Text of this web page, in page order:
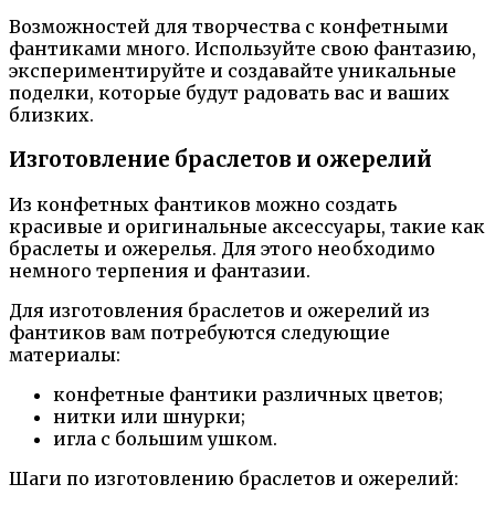
Возможностей для творчества с конфетными
фантиками много. Используйте свою фантазию,
экспериментируйте и создавайте уникальные
поделки, которые будут радовать вас и ваших
близких.
Изготовление браслетов и ожерелий
Из конфетных фантиков можно создать
красивые и оригинальные аксессуары, такие как
браслеты и ожерелья. Для этого необходимо
немного терпения и фантазии.
Для изготовления браслетов и ожерелий из
фантиков вам потребуются следующие
материалы:
конфетные фантики различных цветов;
нитки или шнурки;
игла с большим ушком.
Шаги по изготовлению браслетов и ожерелий: